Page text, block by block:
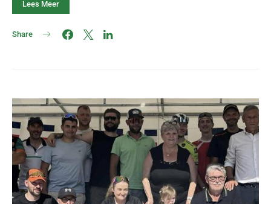
Lees Meer
Share